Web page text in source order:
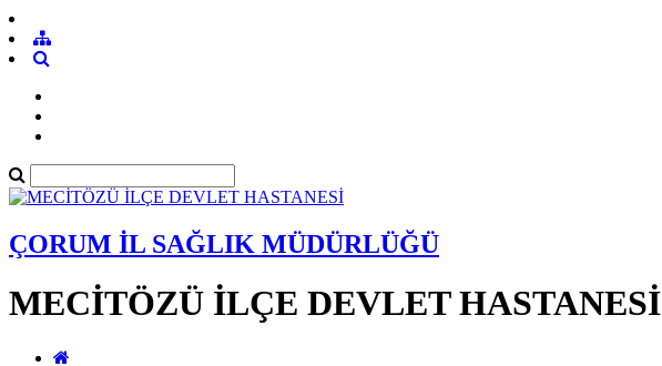
ÇORUM İL SAĞLIK MÜDÜRLÜĞÜ
MECİTÖZÜ İLÇE DEVLET HASTANESİ